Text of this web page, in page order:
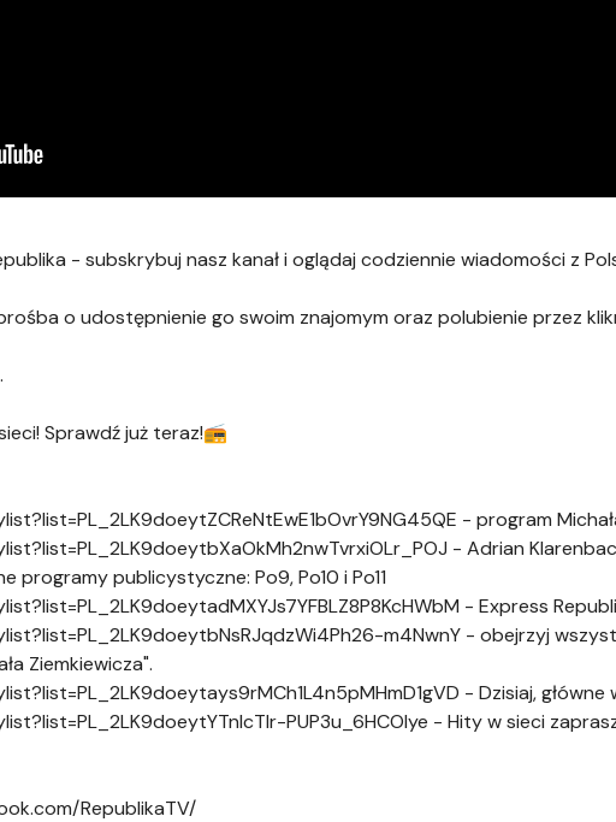
- subskrybuj nasz kanał i oglądaj codziennie wiadomości z
o udostępnienie go swoim znajomym oraz polubienie przez
Sprawdź już teraz!📻
- program
- Adrian
programy publicystyczne: Po9, Po10 i Po11
- Express
m4NwnY - obejrzyj
Ziemkiewicza".
- Dzisiaj, główne
PUP3u_6HCOIye - Hity w sieci
RepublikaTV/